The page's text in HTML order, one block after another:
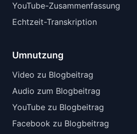
YouTube-Zusammenfassung
Echtzeit-Transkription
Umnutzung
Video zu Blogbeitrag
Audio zum Blogbeitrag
YouTube zu Blogbeitrag
Facebook zu Blogbeitrag